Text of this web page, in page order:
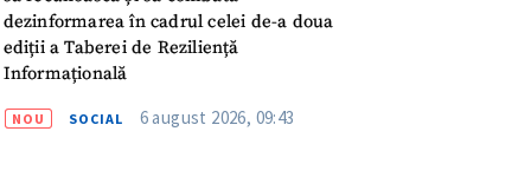
dezinformarea în cadrul celei de-a doua
ediții a Taberei de Reziliență
Informațională
NOU SOCIAL 6 august 2026, 09:43
cupolitica de